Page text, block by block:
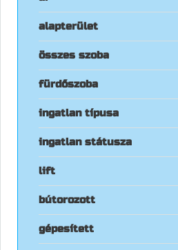
alapterület
összes szoba
fürdőszoba
ingatlan típusa
ingatlan státusza
lift
bútorozott
gépesített